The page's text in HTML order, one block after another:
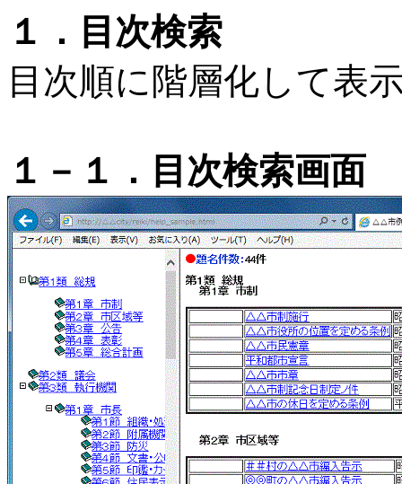
１．目次検索
目次順に階層化して表
１－１．目次検索画面